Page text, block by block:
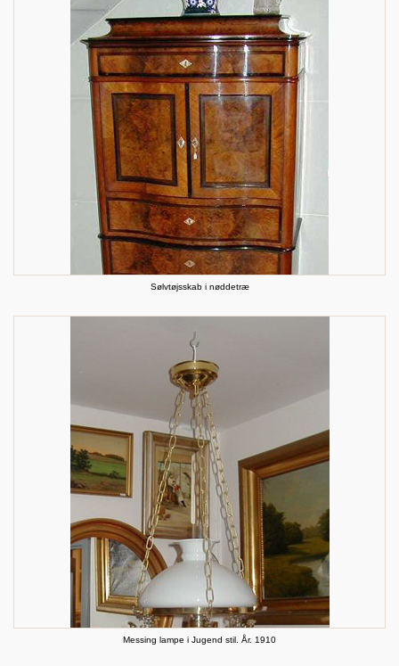
Sølvtøjsskab i nøddetræ
Messing lampe i Jugend stil. År. 1910